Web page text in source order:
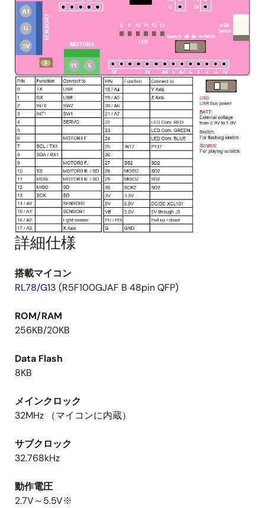
詳細仕様
搭載マイコン
RL78/G13 (R5F100GJAF B 48pin QFP)
ROM/RAM
256KB/20KB
Data Flash
8KB
メインクロック
32MHz （マイコンに内蔵）
サブクロック
32.768kHz
動作電圧
2.7V～5.5V※